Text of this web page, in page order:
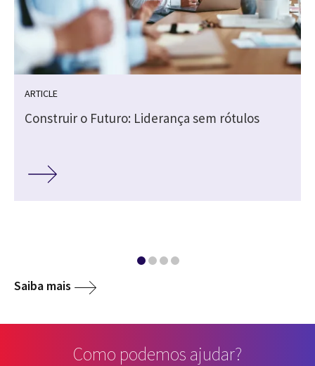
ARTICLE
Construir o Futuro: Liderança sem rótulos
Saiba mais
Como podemos ajudar?